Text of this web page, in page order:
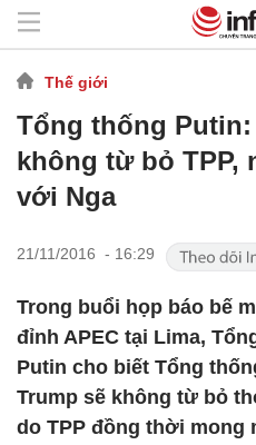
Thế giới
Tổng thống
không từ bỏ TPP,
với Nga
21/11/2016 - 16:29
Trong buổi họp báo bế
đỉnh APEC tại Lima,
Putin cho biết Tổng
Trump sẽ không từ bỏ
do TPP đồng thời mong